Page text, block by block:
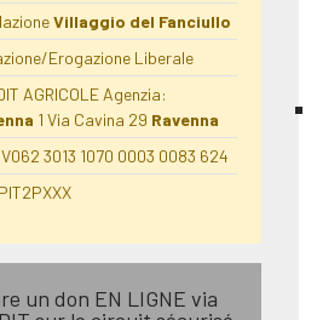
Villaggio del Fanciullo
Erogazione Liberale
AGRICOLE Agenzia:
1 Via Cavina 29 Ravenna
3013 1070 0003 0083 624
un don EN LIGNE via